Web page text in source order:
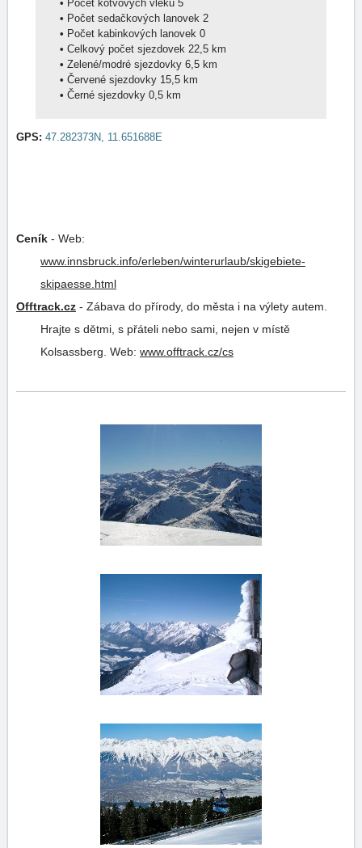
•
Počet kotvových vleků 5
•
Počet sedačkových lanovek 2
•
Počet kabinkových lanovek 0
•
Celkový počet sjezdovek 22,5 km
•
Zelené/modré sjezdovky 6,5 km
•
Červené sjezdovky 15,5 km
•
Černé sjezdovky 0,5 km
GPS: 47.282373N, 11.651688E
Ceník - Web:
www.innsbruck.info/erleben/winterurlaub/skigebiete-
skipaesse.html
Offtrack.cz - Zábava do přírody, do města i na výlety autem.
Hrajte s dětmi, s přáteli nebo sami, nejen v místě
Kolsassberg. Web: www.offtrack.cz/cs